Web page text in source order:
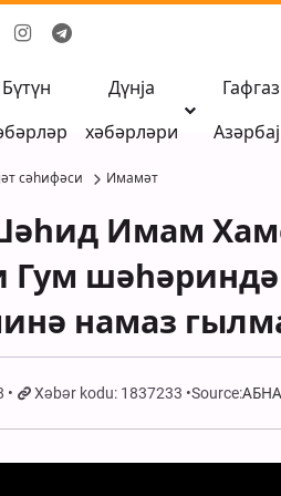
Бүтүн Дүнја
хәбәрләри
сәһифәси Имамәт
Имам
Гум
намаз
Xəbər kodu: 1837233 Source:АБНА